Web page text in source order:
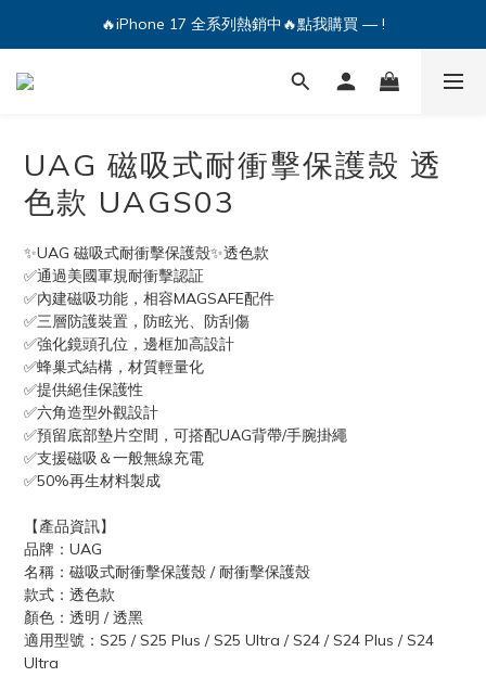
🔥iPhone 17 全系列熱銷中🔥點我購買 — !
💕加入Q哥 Line 新好友領優惠券！🎫
🔥iPhone 17 全系列熱銷中🔥點我購買 — !
UAG 磁吸式耐衝擊保護殼 透
色款 UAGS03
✨UAG 磁吸式耐衝擊保護殼✨透色款
✅通過美國軍規耐衝擊認証
✅內建磁吸功能，相容MAGSAFE配件
✅三層防護裝置，防眩光、防刮傷
✅強化鏡頭孔位，邊框加高設計
✅蜂巢式結構，材質輕量化
✅提供絕佳保護性
✅六角造型外觀設計
✅預留底部墊片空間，可搭配UAG背帶/手腕掛繩
✅支援磁吸＆一般無線充電
✅50%再生材料製成
【產品資訊】
品牌：UAG
名稱：磁吸式耐衝擊保護殼 / 耐衝擊保護殼
款式：透色款
顏色：透明 / 透黑
適用型號：S25 / S25 Plus / S25 Ultra / S24 / S24 Plus / S24
Ultra